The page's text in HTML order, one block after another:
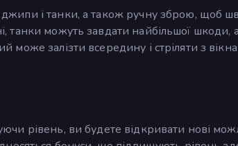
джипи і танки, а також ручну зброю, щоб
танки можуть завдати найбільшої шкоди,
залізти всередину і стріляти з
рівень, ви будете відкривати нові